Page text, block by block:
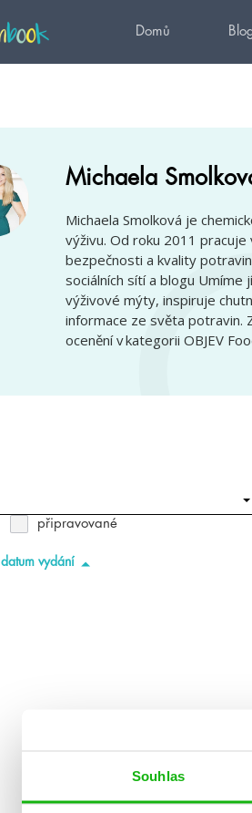
Souhlas
Domů
Michaela
Michaela Smolková je
výživu. Od roku 2011
bezpečnosti a kvality
sociálních sítí a blogu
výživové mýty, inspiruje
informace ze světa potravin.
ocenění v kategorii OBJEV
připravované
datum vydání